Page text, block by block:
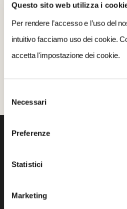
Questo sito web utilizza i
Per rendere l’accesso e l’uso del
intuitivo facciamo uso dei cookie.
accetta l'impostazione dei cookie.
del
consenso
Necessari
Preferenze
Statistici
Marketing
Scopri di più suCertaldo(FI)